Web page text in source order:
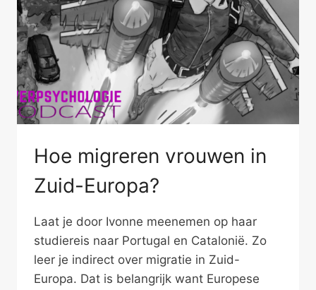
Hoe migreren vrouwen in
Zuid-Europa?
Laat je door Ivonne meenemen op haar
studiereis naar Portugal en Catalonië. Zo
leer je indirect over migratie in Zuid-
Europa. Dat is belangrijk want Europese